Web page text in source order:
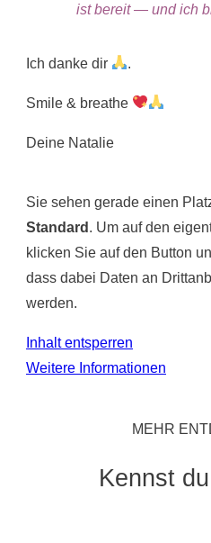
ist bereit — und ich
Ich danke dir .
Smile & breathe
Deine Natalie
Sie sehen gerade einen
Standard . Um auf den
klicken Sie auf den Button
dass dabei Daten an
werden.
Inhalt entsperren
Weitere Informationen
MEHR
Kennst